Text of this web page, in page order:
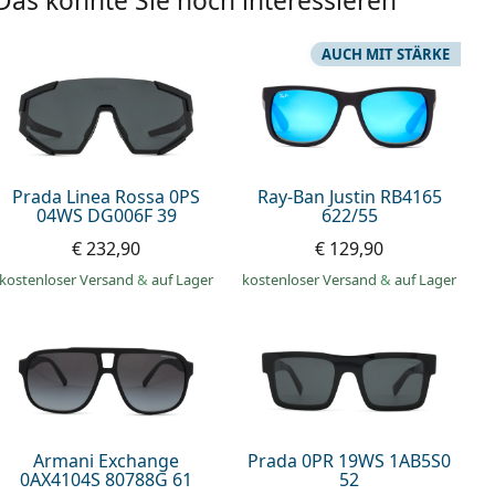
Prada Linea Rossa 0PS
04WS DG006F 39
€ 232,90
kostenloser Versand& auf Lager
Ray-Ban Justin RB4165
622/55
AUCH MIT STÄRKE
€ 129,90
kostenloser Versand& auf Lager
Armani Exchange
0AX4104S 80788G 61
Prada 0PR 19WS 1AB5S0
52